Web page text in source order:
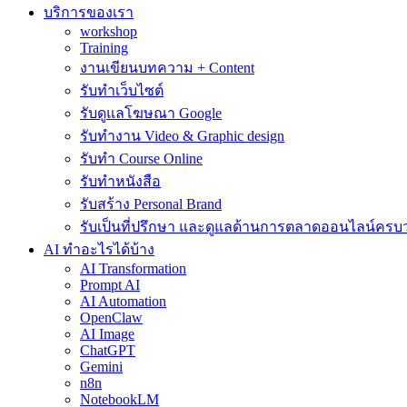
บริการของเรา
workshop
Training
งานเขียนบทความ + Content
รับทำเว็บไซต์
รับดูแลโฆษณา Google
รับทำงาน Video & Graphic design
รับทำ Course Online
รับทำหนังสือ
รับสร้าง Personal Brand
รับเป็นที่ปรึกษา และดูแลด้านการตลาดออนไลน์ครบ
AI ทำอะไรได้บ้าง
AI Transformation
Prompt AI
AI Automation
OpenClaw
AI Image
ChatGPT
Gemini
n8n
NotebookLM